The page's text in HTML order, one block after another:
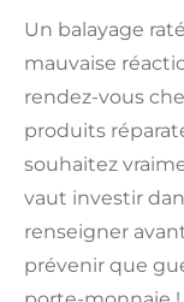
Un balayage
mauvaise
rendez-vous
produits
souhaitez
vaut investir
renseigner
prévenir que